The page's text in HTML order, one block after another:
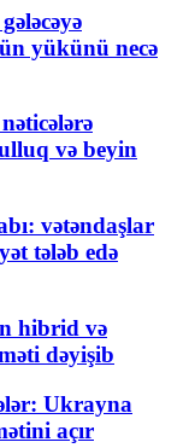
yükünü necə
və beyin
vətəndaşlar
tələb edə
hibrid və
dəyişib
Ukrayna
açır